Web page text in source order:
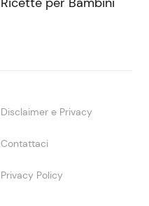
Disclaimer e Privacy
Contattaci
Privacy Policy